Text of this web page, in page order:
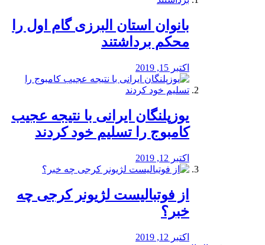
بانوان استان البرزی گام اول را
محكم برداشتند
اکتبر 15, 2019
یوزپلنگان ایرانی با نتیجه عجیب
کامبوج را تسلیم خود کردند
اکتبر 12, 2019
از فوتبالیست لژیونر کرجی چه
خبر؟
اکتبر 12, 2019